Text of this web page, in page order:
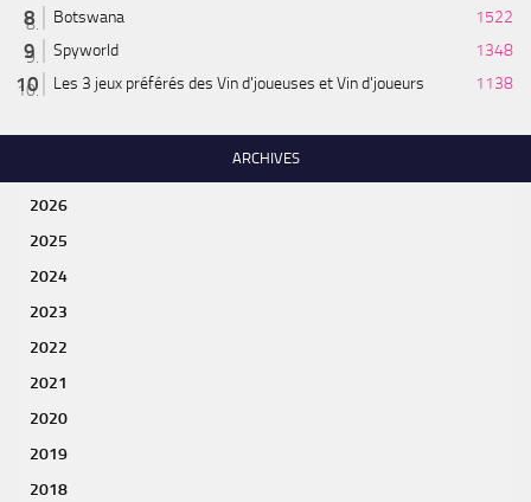
Botswana
1522
Spyworld
1348
Les 3 jeux préférés des Vin d'joueuses et Vin d'joueurs
1138
ARCHIVES
2026
2025
2024
2023
2022
2021
2020
2019
2018